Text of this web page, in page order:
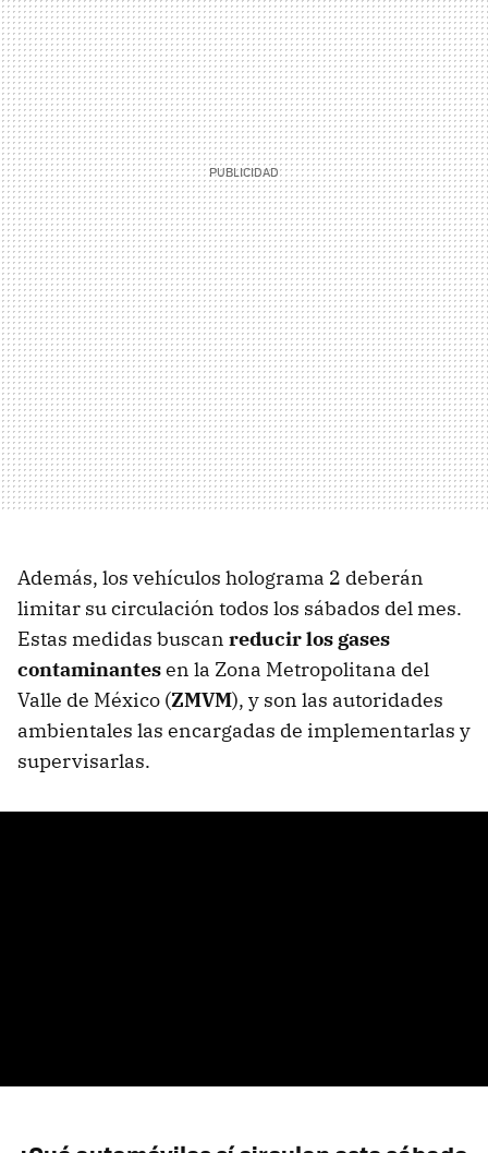
Además, los vehículos holograma 2 deberán
limitar su circulación todos los sábados del mes.
Estas medidas buscan reducir los gases
contaminantesen la Zona Metropolitana del
Valle de México (ZMVM), y son las autoridades
ambientales las encargadas de implementarlas y
supervisarlas.